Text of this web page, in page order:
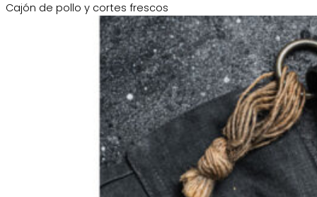
Cajón de pollo y cortes frescos